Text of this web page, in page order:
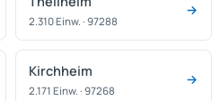
2.310 Einw. · 97288
Kirchheim
2.171 Einw. · 97268